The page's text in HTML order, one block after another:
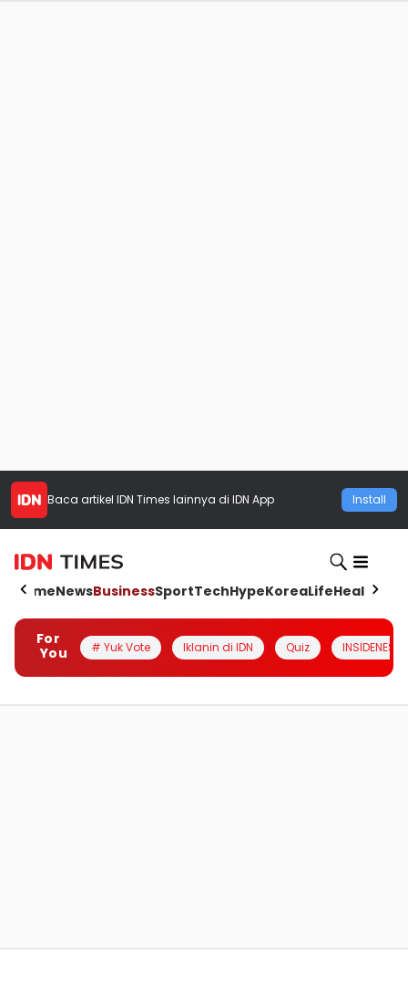
Baca artikel IDN Times lainnya di IDN App Install
HomeNewsBusinessSportTechHypeKoreaLifeHealth
For
You
# Yuk Vote Iklanin di IDN Quiz INSIDENESIA